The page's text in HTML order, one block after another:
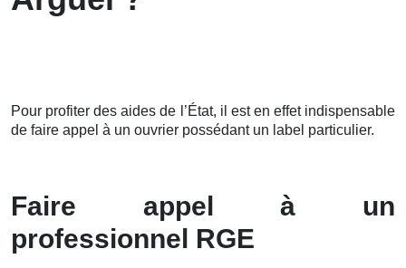
Pour profiter des aides de l’État, il est en effet indispensable
de faire appel à un ouvrier possédant un label particulier.
Faire appel à un
professionnel RGE